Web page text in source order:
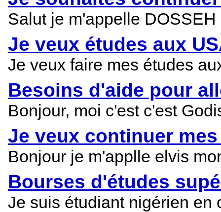
Salut je m'appelle
Je veux études aux
Je veux faire mes études
Besoins d'aide pour
Bonjour, moi c'est c'est
Je veux continuer
Bonjour je m'applle elvis
Bourses d'études
Je suis étudiant nigérien en